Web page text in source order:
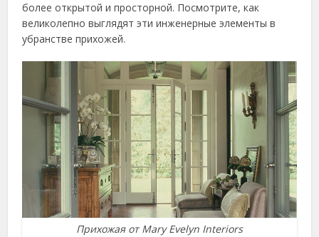
более открытой и просторной. Посмотрите, как
великолепно выглядят эти инженерные элементы в
убранстве прихожей.
Прихожая от Mary Evelyn Interiors